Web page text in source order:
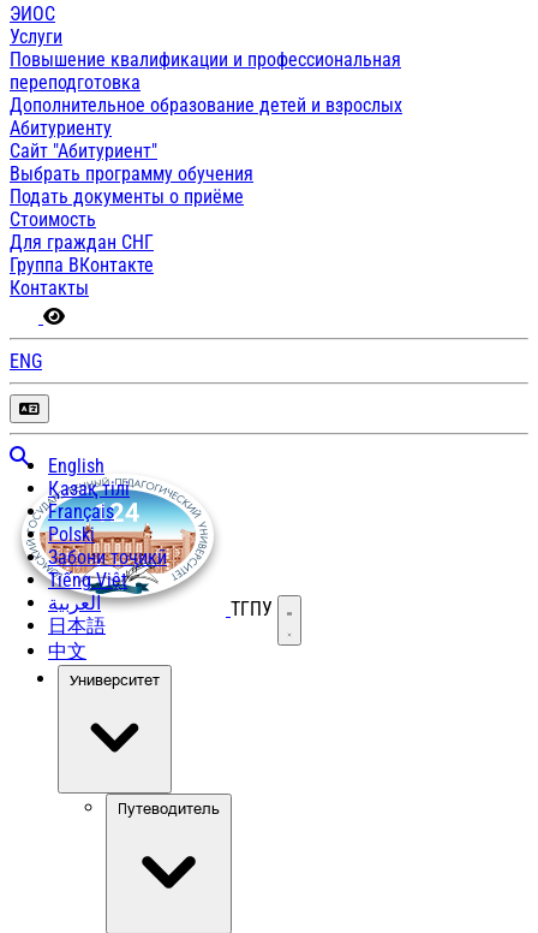
ЭИОС
Услуги
Повышение квалификации и профессиональная
переподготовка
Дополнительное образование детей и взрослых
Абитуриенту
Сайт "Абитуриент"
Выбрать программу обучения
Подать документы о приёме
Стоимость
Для граждан СНГ
Группа ВКонтакте
Контакты
ENG
English
Қазақ тілі
Français
Polski
Забони тоҷикӣ
Tiếng Việt
العربية
日本語
中文
ТГПУ Открыть меню
Университет
Путеводитель